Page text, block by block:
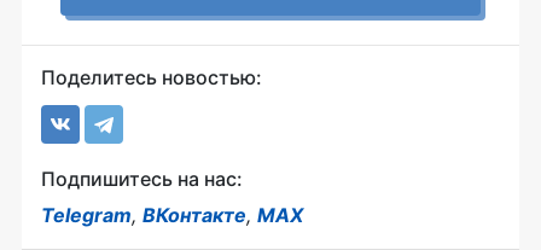
Поделитесь новостью:
Подпишитесь на нас:
Telegram, ВКонтакте, MAX